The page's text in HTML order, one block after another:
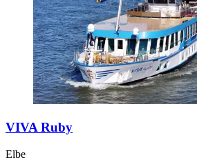
VIVA Ruby
Elbe